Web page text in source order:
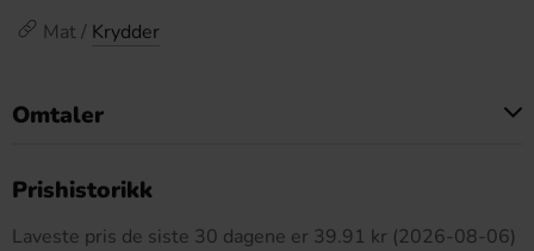
Mat / Krydder
Omtaler
Prishistorikk
Laveste pris de siste 30 dagene er 39.91 kr (2026-08-06)